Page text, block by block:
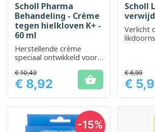
Scholl Pharma
Behandeling - Crème
tegen hielkloven K+ -
60 ml
Herstellende crème
speciaal ontwikkeld voor
gebarsten voeten
Prijs
€ 10,49
€ 8,92 
Scholl
Verlicht
Prijs
€ 6,99
€
-15%